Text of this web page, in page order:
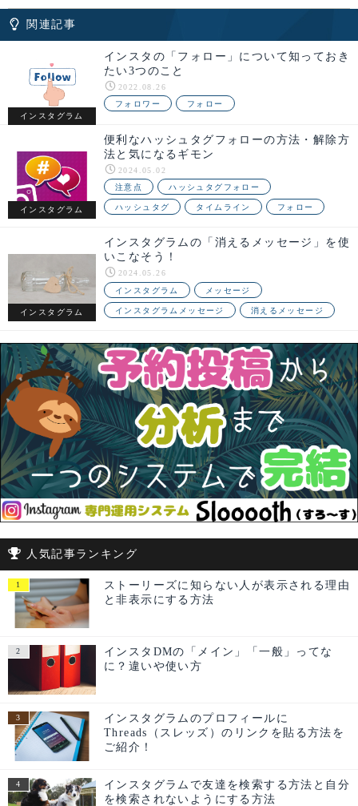
関連記事
インスタグラム
インスタの「フォロー」について知っておき
たい3つのこと
2022.08.26
フォロワー
フォロー
インスタグラム
便利なハッシュタグフォローの方法・解除方
法と気になるギモン
2024.05.02
注意点
ハッシュタグフォロー
ハッシュタグ タイムライン フォロー
インスタグラム
インスタグラムの「消えるメッセージ」を使
いこなそう！
2024.05.26
インスタグラム
メッセージ
インスタグラムメッセージ 消えるメッセージ
人気記事ランキング
ストーリーズに知らない人が表示される理由
と非表示にする方法
インスタDMの「メイン」「一般」ってな
に？違いや使い方
インスタグラムのプロフィールに
Threads（スレッズ）のリンクを貼る方法を
ご紹介！
インスタグラムで友達を検索する方法と自分
を検索されないようにする方法